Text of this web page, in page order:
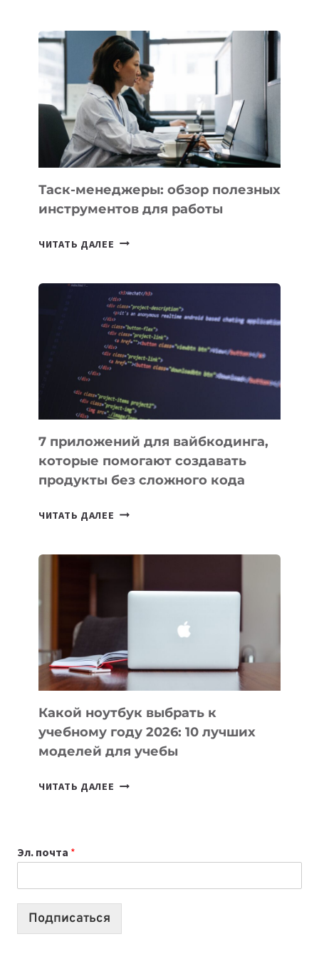
НОВЫЕ
ПРЕДМЕТЫ
ПО
ИСКУССТВЕННОМУ
ИНТЕЛЛЕКТУ
Таск-менеджеры: обзор полезных
инструментов для работы
ЧИТАТЬ ДАЛЕЕ ТАСК-
ПОЛЕЗНЫХ
ИНСТРУМЕНТОВ
ДЛЯ
РАБОТЫ
7 приложений для вайбкодинга,
которые помогают создавать
продукты без сложного кода
ЧИТАТЬ ДАЛЕЕ 7
ПОМОГАЮТ
СОЗДАВАТЬ
БЕЗ
СЛОЖНОГО
КОДА
Какой ноутбук выбрать к
учебному году 2026: 10 лучших
моделей для учебы
ЧИТАТЬ ДАЛЕЕ КАКОЙ
2026:
10
Эл. почта *
Подписаться